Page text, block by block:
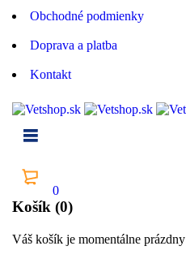
Obchodné podmienky
Doprava a platba
Kontakt
0
Košík (0)
Váš košík je momentálne prázdny